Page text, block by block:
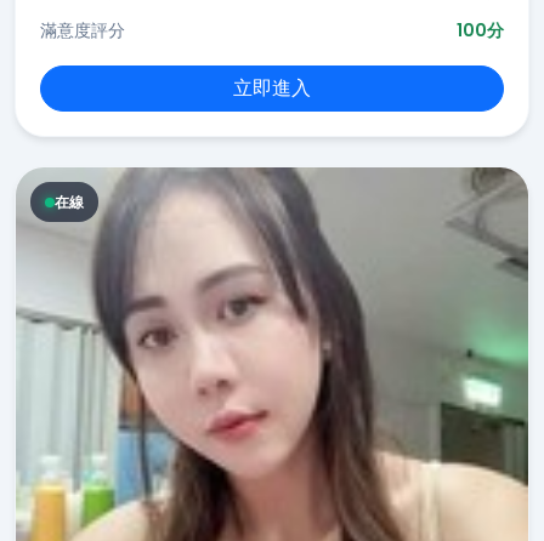
滿意度評分
100分
立即進入
在線